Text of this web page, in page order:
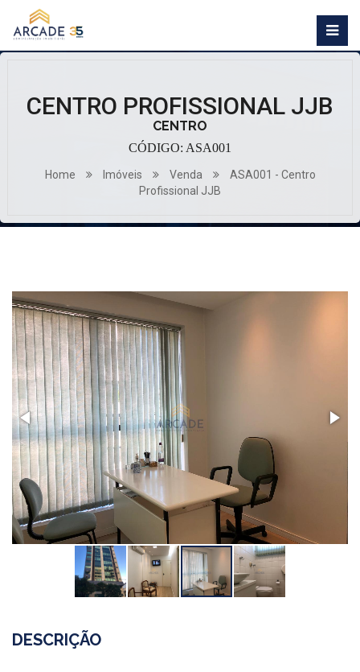
CENTRO PROFISSIONAL JJB
CENTRO
CÓDIGO: ASA001
Home Imóveis Venda
ASA001 - Centro
Profissional JJB
DESCRIÇÃO